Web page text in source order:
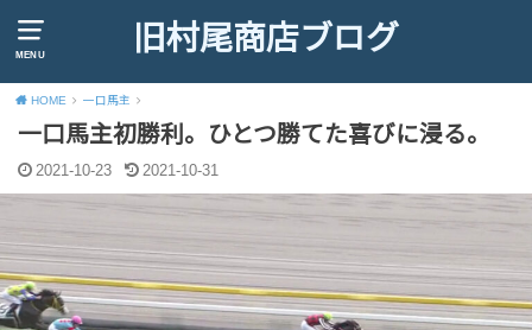
MENU 旧村尾商店ブログ
HOME 一口馬主
一口馬主初勝利。ひとつ勝てた喜びに浸る。
2021-10-23 2021-10-31